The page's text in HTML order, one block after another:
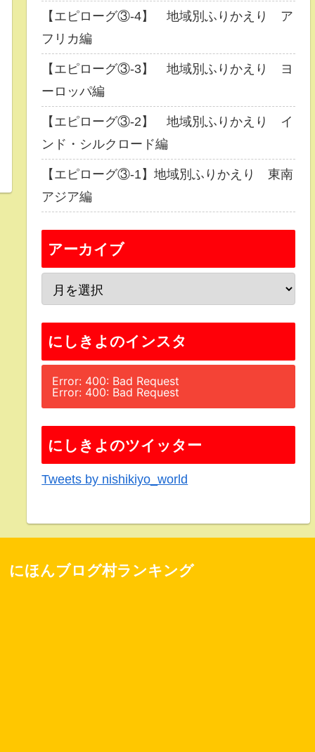
【エピローグ③-4】 地域別ふりかえり ア
フリカ編
【エピローグ③-3】 地域別ふりかえり ヨ
ーロッパ編
【エピローグ③-2】 地域別ふりかえり イ
ンド・シルクロード編
【エピローグ③-1】地域別ふりかえり 東南
アジア編
アーカイブ
にしきよのインスタ
Error: 400: Bad Request
Error: 400: Bad Request
にしきよのツイッター
Tweets by nishikiyo_world
にほんブログ村ランキング